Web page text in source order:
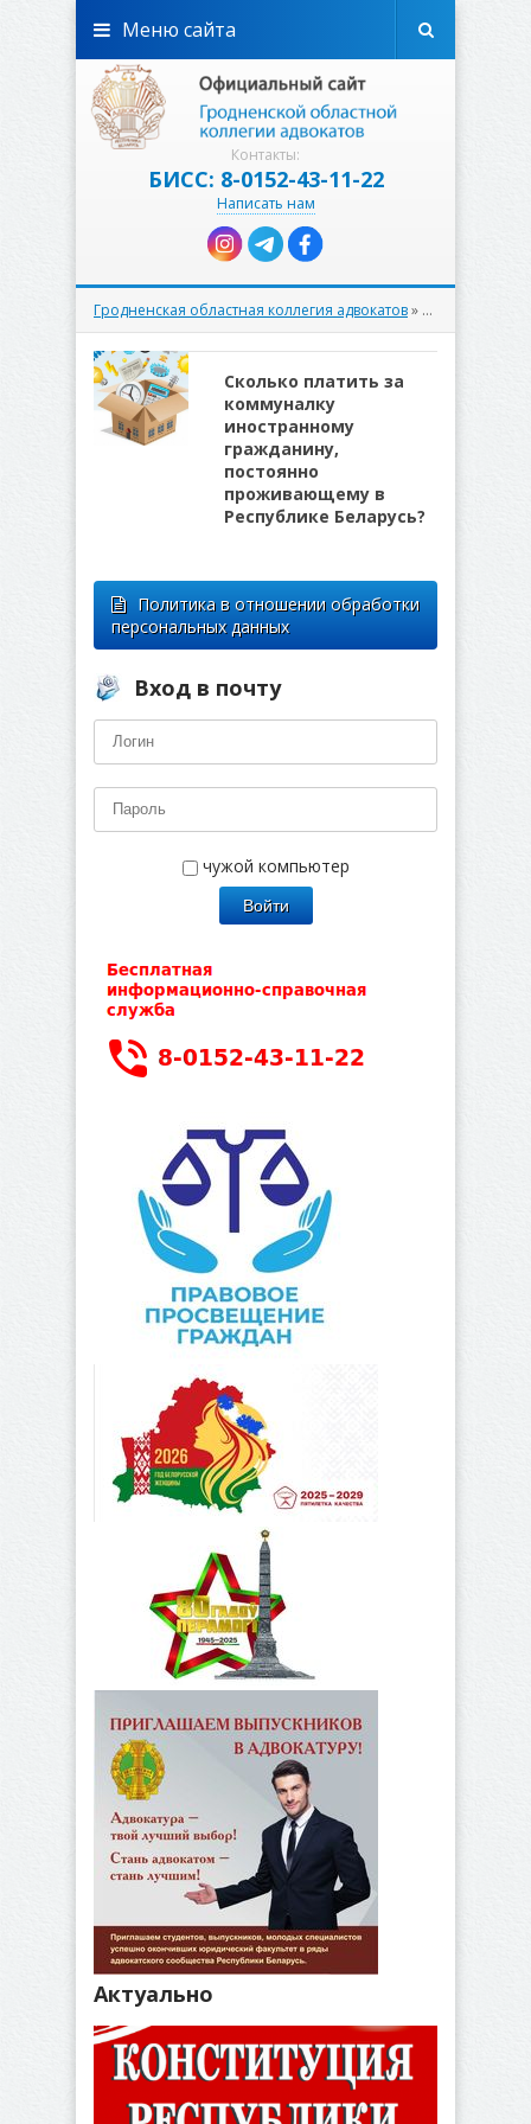
Контакты:
БИСС: 8-0152-43-11-22
Написать нам
Меню сайта
Гродненская областная коллегия адвокатов» Материалы за 29.02.2024
Сколько платить за
коммуналку
иностранному
гражданину,
постоянно
проживающему в
Республике Беларусь?
Политика в отношении обработки
персональных данных
Вход в почту
чужой компьютер
Актуально